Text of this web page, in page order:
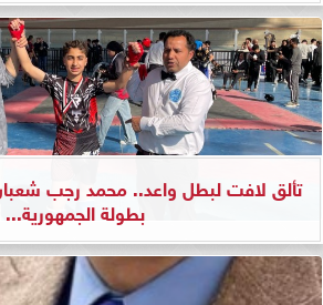
تألق لافت لبطل واعد.. محمد رجب
بطولة الجمهورية...